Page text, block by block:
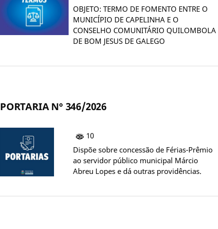
OBJETO: TERMO DE FOMENTO ENTRE O
MUNICÍPIO DE CAPELINHA E O
CONSELHO COMUNITÁRIO QUILOMBOLA
DE BOM JESUS DE GALEGO
PORTARIA N° 346/2026
10
Dispõe sobre concessão de Férias-Prêmio
ao servidor público municipal Márcio
Abreu Lopes e dá outras providências.